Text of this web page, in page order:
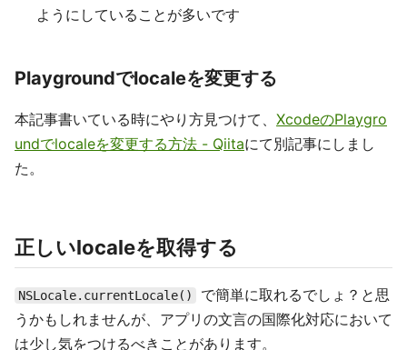
ようにしていることが多いです
Playgroundでlocaleを変更する
本記事書いている時にやり方見つけて、 XcodeのPlaygro
undでlocaleを変更する方法 - Qiitaにて別記事にしまし
た。
正しいlocaleを取得する
NSLocale.currentLocale()
で簡単に取れるでしょ？と思
うかもしれませんが、アプリの文言の国際化対応において
は少し気をつけるべきことがあります。